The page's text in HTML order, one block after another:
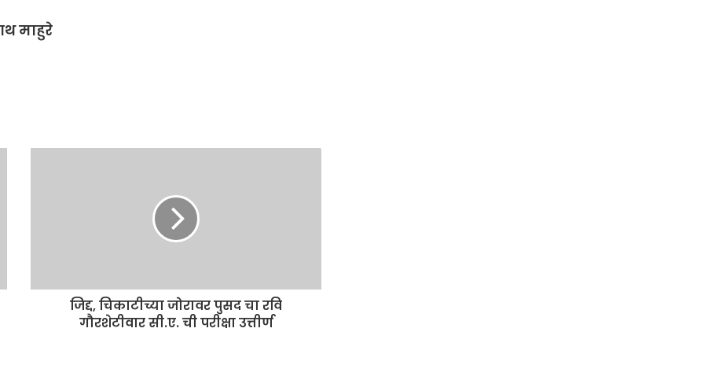
माहुरे
जिद्द, चिकाटीच्या जोरावर पुसद चा रवि
गौरशेटीवार सी.ए. ची परीक्षा उत्तीर्ण